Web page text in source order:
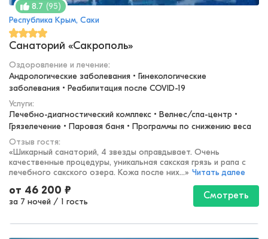
8.7 (95)
Республика Крым, Саки
Санаторий «Сакрополь»
Оздоровление и лечение:
Андрологические заболевания • Гинекологические
заболевания • Реабилитация после COVID-19
Услуги:
Лечебно-диагностический комплекс • Велнес/спа-центр •
Грязелечение • Паровая баня • Программы по снижению веса
Отзыв гостя:
«Шикарный санаторий, 4 звезды оправдывает. Очень
качественные процедуры, уникальная сакская грязь и рапа с
лечебного сакского озера. Кожа после них...» Читать далее
от 46 200 ₽
за 7 ночей / 1 гость
Смотреть